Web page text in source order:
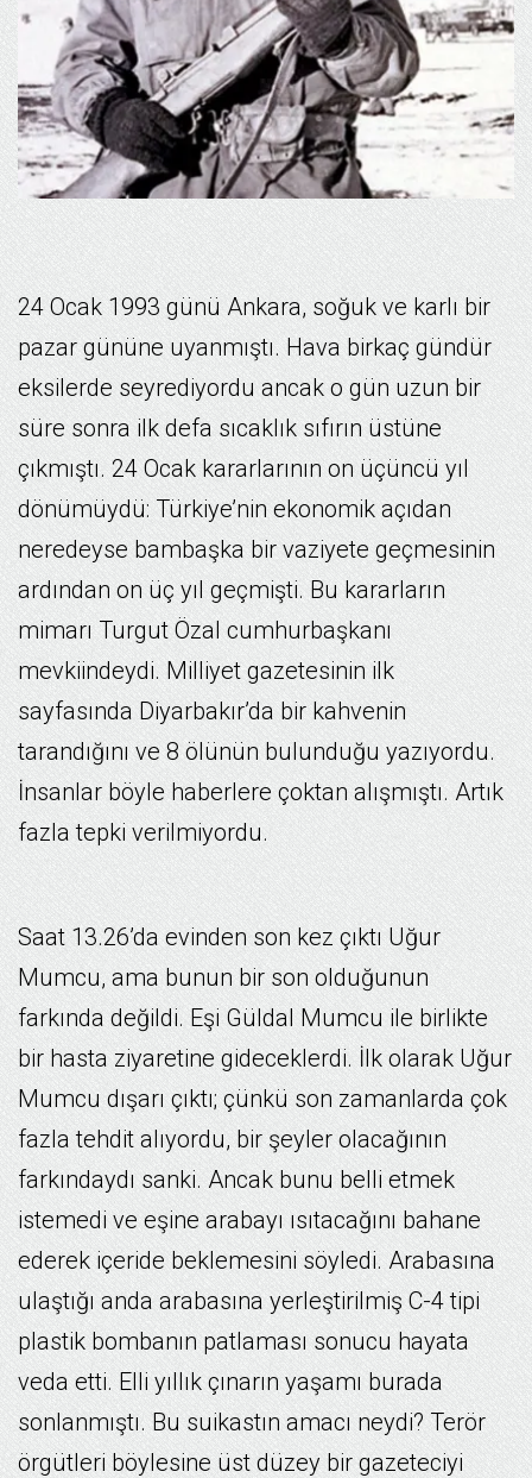
24 Ocak 1993 günü Ankara, soğuk ve karlı bir
pazar gününe uyanmıştı. Hava birkaç gündür
eksilerde seyrediyordu ancak o gün uzun bir
süre sonra ilk defa sıcaklık sıfırın üstüne
çıkmıştı. 24 Ocak kararlarının on üçüncü yıl
dönümüydü: Türkiye’nin ekonomik açıdan
neredeyse bambaşka bir vaziyete geçmesinin
ardından on üç yıl geçmişti. Bu kararların
mimarı Turgut Özal cumhurbaşkanı
mevkiindeydi. Milliyet gazetesinin ilk
sayfasında Diyarbakır’da bir kahvenin
tarandığını ve 8 ölünün bulunduğu yazıyordu.
İnsanlar böyle haberlere çoktan alışmıştı. Artık
fazla tepki verilmiyordu.
Saat 13.26’da evinden son kez çıktı Uğur
Mumcu, ama bunun bir son olduğunun
farkında değildi. Eşi Güldal Mumcu ile birlikte
bir hasta ziyaretine gideceklerdi. İlk olarak Uğur
Mumcu dışarı çıktı; çünkü son zamanlarda çok
fazla tehdit alıyordu, bir şeyler olacağının
farkındaydı sanki. Ancak bunu belli etmek
istemedi ve eşine arabayı ısıtacağını bahane
ederek içeride beklemesini söyledi. Arabasına
ulaştığı anda arabasına yerleştirilmiş C-4 tipi
plastik bombanın patlaması sonucu hayata
veda etti. Elli yıllık çınarın yaşamı burada
sonlanmıştı. Bu suikastın amacı neydi? Terör
örgütleri böylesine üst düzey bir gazeteciyi